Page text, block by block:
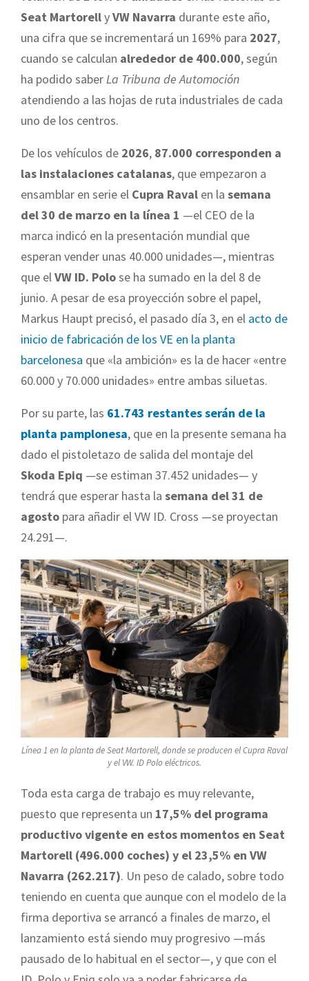
Seat MartorellyVW Navarra durante este año,
una cifra que se incrementará un 169% para 2027,
cuando se calculan alrededor de 400.000, según
ha podido saberLa Tribuna de Automoción
atendiendo a las hojas de ruta industriales de cada
uno de los centros.
De los vehículos de 2026, 87.000 corresponden a
las instalaciones catalanas, que empezaron a
ensamblar en serie el Cupra Raval en la semana
del 30 de marzo en la línea 1 —el CEO de la
marca indicó en la presentación mundial que
esperan vender unas 40.000 unidades—, mientras
que elVW ID. Polose ha sumado en la del 8 de
junio. A pesar de esa proyección sobre el papel,
Markus Haupt precisó, el pasado día 3, en el acto de
inicio de fabricación de los VE en la planta
barcelonesa que «la ambición» es la de hacer «entre
60.000 y 70.000 unidades» entre ambas siluetas.
Por su parte, las 61.743 restantesserán de la
planta pamplonesa, que en la presente semana ha
dado el pistoletazo de salida del montaje del
Skoda Epiq —se estiman 37.452 unidades— y
tendrá que esperar hasta la semana del 31 de
agosto para añadir el VW ID. Cross —se proyectan
24.291—.
Línea 1 en la planta de Seat Martorell, donde se producen el Cupra Raval
y el VW. ID Polo eléctricos.
Toda esta carga de trabajo es muy relevante,
puesto que representa un 17,5% del programa
productivo vigente en estos momentos en Seat
Martorell (496.000 coches) y el 23,5% en VW
Navarra (262.217). Un peso de calado, sobre todo
teniendo en cuenta que aunque con el modelo de la
firma deportiva se arrancó a finales de marzo, el
lanzamiento está siendo muy progresivo —más
pausado de lo habitual en el sector—, y que con el